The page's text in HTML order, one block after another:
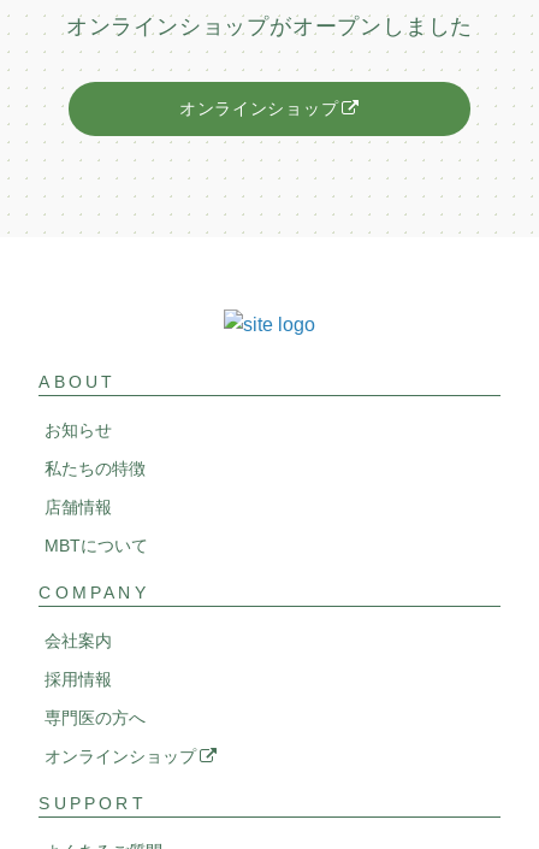
オンラインショップがオープンしました
オンラインショップ
ABOUT
お知らせ
私たちの特徴
店舗情報
MBTについて
COMPANY
会社案内
採用情報
専門医の方へ
オンラインショップ
SUPPORT